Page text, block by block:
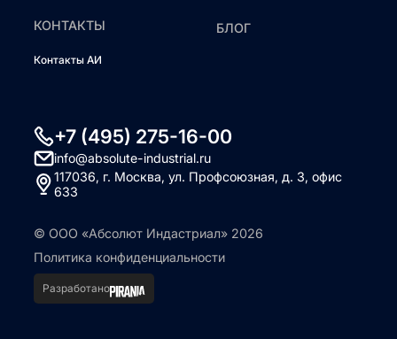
КОНТАКТЫ
Контакты АИ
БЛОГ
+7 (495) 275-16-00
info@absolute-industrial.ru
117036, г. Москва, ул. Профсоюзная, д. 3, офис
633
© ООО «Абсолют Индастриал» 2026
Политика конфиденциальности
Разработано